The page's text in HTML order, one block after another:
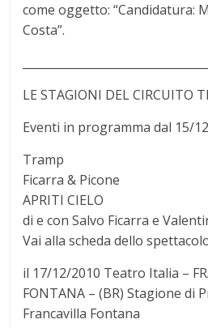
come oggetto: “Candidatura:
Costa”.
LE STAGIONI DEL CIRCUITO
Eventi in programma dal 15/
Tramp
Ficarra & Picone
APRITI CIELO
di e con Salvo Ficarra e
Vai alla scheda dello
il 17/12/2010 Teatro Italia –
FONTANA – (BR) Stagione di
Francavilla Fontana